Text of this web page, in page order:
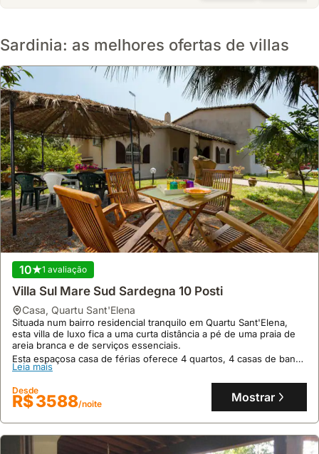
Sardinia: as melhores ofertas de villas
10 1 avaliação
Villa Sul Mare Sud Sardegna 10 Posti
casa, Quartu Sant'Elena
Situada num bairro residencial tranquilo em Quartu Sant'Elena,
esta villa de luxo fica a uma curta distância a pé de uma praia de
areia branca e de serviços essenciais.
Esta espaçosa casa de férias oferece 4 quartos, 4 casas de banho
e acomoda até 10 pessoas, com ar condicionado em toda a
propriedade e um jardim com área de refeições exterior.
Leia mais
Desde
R$ 3588/noite Mostrar